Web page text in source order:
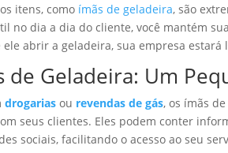
itens, como ímãs de geladeira, são
no dia a dia do cliente, você mantém
ele abrir a geladeira, sua empresa
de Geladeira: Um
drogarias ou revendas de gás, os ímãs
seus clientes. Eles podem conter
sociais, facilitando o acesso ao seu